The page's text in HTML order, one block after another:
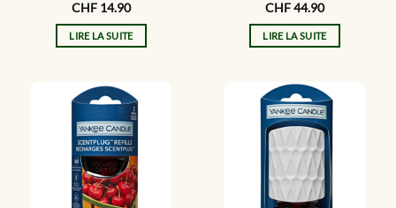
CHF 14.90
LIRE LA SUITE
CHF44.90
LIRE LA SUITE